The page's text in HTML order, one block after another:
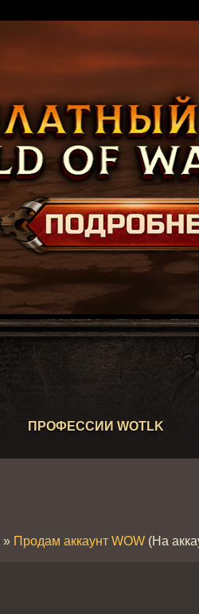
ПРОФЕССИИ WOTLK
» Продам аккаунт WOW (На